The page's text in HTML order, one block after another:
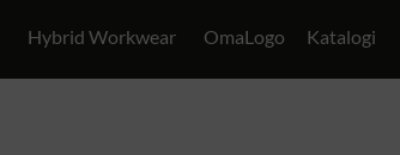
Hybrid Workwear OmaLogo Katalogi